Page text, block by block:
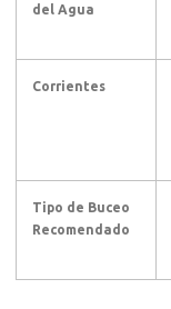
del Agua
Corrientes
Tipo de Buceo
Recomendado